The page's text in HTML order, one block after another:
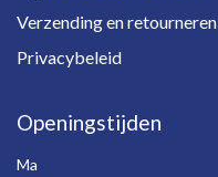
Verzending en retourneren
Privacybeleid
Openingstijden
Ma